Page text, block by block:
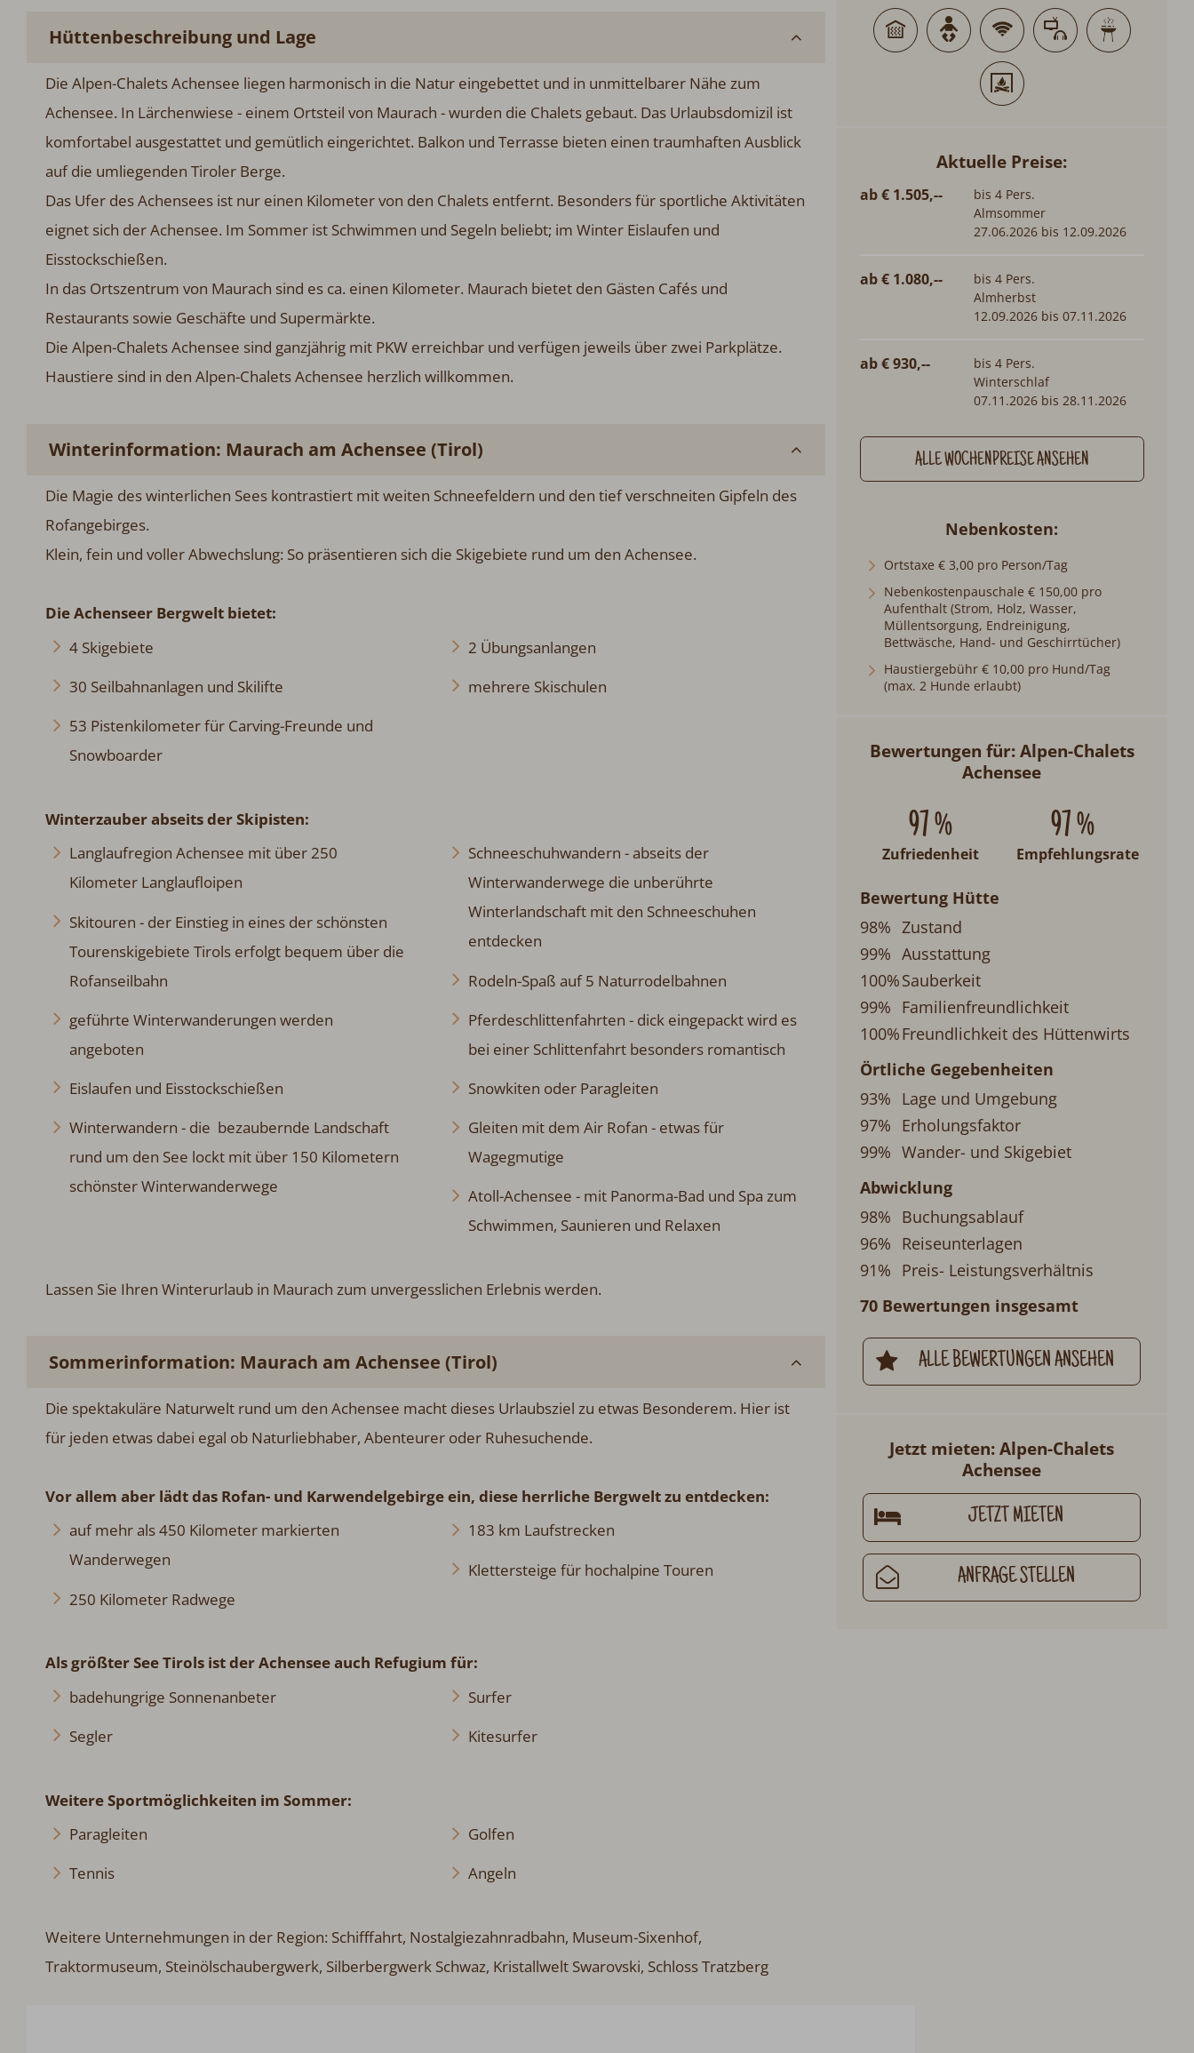
Hüttenbeschreibung und Lage
Die Alpen-Chalets Achensee liegen harmonisch in die Natur eingebettet und in unmittelbarer Nähe zum
Achensee. In Lärchenwiese - einem Ortsteil von Maurach - wurden die Chalets gebaut. Das Urlaubsdomizil ist
komfortabel ausgestattet und gemütlich eingerichtet. Balkon und Terrasse bieten einen traumhaften Ausblick
auf die umliegenden Tiroler Berge.
Das Ufer des Achensees ist nur einen Kilometer von den Chalets entfernt. Besonders für sportliche Aktivitäten
eignet sich der Achensee. Im Sommer ist Schwimmen und Segeln beliebt; im Winter Eislaufen und
Eisstockschießen.
In das Ortszentrum von Maurach sind es ca. einen Kilometer. Maurach bietet den Gästen Cafés und
Restaurants sowie Geschäfte und Supermärkte.
Die Alpen-Chalets Achensee sind ganzjährig mit PKW erreichbar und verfügen jeweils über zwei Parkplätze.
Haustiere sind in den Alpen-Chalets Achensee herzlich willkommen.
Winterinformation: Maurach am Achensee (Tirol)
Die Magie des winterlichen Sees kontrastiert mit weiten Schneefeldern und den tief verschneiten Gipfeln des
Rofangebirges.
Klein, fein und voller Abwechslung: So präsentieren sich die Skigebiete rund um den Achensee.
Die Achenseer Bergwelt bietet:
4 Skigebiete
30 Seilbahnanlagen und Skilifte
53 Pistenkilometer für Carving-Freunde und
Snowboarder
2 Übungsanlangen
mehrere Skischulen
Winterzauber abseits der Skipisten:
Langlaufregion Achensee mit über 250
Kilometer Langlaufloipen
Skitouren - der Einstieg in eines der schönsten
Tourenskigebiete Tirols erfolgt bequem über die
Rofanseilbahn
geführte Winterwanderungen werden
angeboten
Eislaufen und Eisstockschießen
Winterwandern - die bezaubernde Landschaft
rund um den See lockt mit über 150 Kilometern
schönster Winterwanderwege
Schneeschuhwandern - abseits der
Winterwanderwege die unberührte
Winterlandschaft mit den Schneeschuhen
entdecken
Rodeln-Spaß auf 5 Naturrodelbahnen
Pferdeschlittenfahrten - dick eingepackt wird es
bei einer Schlittenfahrt besonders romantisch
Snowkiten oder Paragleiten
Gleiten mit dem Air Rofan - etwas für
Wagegmutige
Atoll-Achensee - mit Panorma-Bad und Spa zum
Schwimmen, Saunieren und Relaxen
Lassen Sie Ihren Winterurlaub in Maurach zum unvergesslichen Erlebnis werden.
Sommerinformation: Maurach am Achensee (Tirol)
Die spektakuläre Naturwelt rund um den Achensee macht dieses Urlaubsziel zu etwas Besonderem. Hier ist
für jeden etwas dabei egal ob Naturliebhaber, Abenteurer oder Ruhesuchende.
Vor allem aber lädt das Rofan- und Karwendelgebirge ein, diese herrliche Bergwelt zu entdecken:
auf mehr als 450 Kilometer markierten
Wanderwegen
250 Kilometer Radwege
183 km Laufstrecken
Klettersteige für hochalpine Touren
Als größter See Tirols ist der Achensee auch Refugium für:
badehungrige Sonnenanbeter
Segler
Surfer
Kitesurfer
Weitere Sportmöglichkeiten im Sommer:
Paragleiten
Tennis
Golfen
Angeln
Weitere Unternehmungen in der Region: Schifffahrt, Nostalgiezahnradbahn, Museum-Sixenhof,
Traktormuseum, Steinölschaubergwerk, Silberbergwerk Schwaz, Kristallwelt Swarovski, Schloss Tratzberg
Aktuelle Preise:
ab € 1.505,--
bis 4 Pers.
Almsommer
27.06.2026 bis 12.09.2026
ab € 1.080,--
bis 4 Pers.
Almherbst
12.09.2026 bis 07.11.2026
ab € 930,--
bis 4 Pers.
Winterschlaf
07.11.2026 bis 28.11.2026
ALLE WOCHENPREISE ANSEHEN
Nebenkosten
Ortstaxe € 3,00 pro Person/Tag
Nebenkostenpauschale € 150,00 pro
Aufenthalt (Strom, Holz, Wasser,
Müllentsorgung, Endreinigung,
Bettwäsche, Hand- und Geschirrtücher)
Haustiergebühr € 10,00 pro Hund/Tag
(max. 2 Hunde erlaubt)
Bewertungen für: Alpen-Chalets
Achensee
97 %
Zufriedenheit
97 %
Empfehlungsrate
Bewertung Hütte
98% Zustand
99% Ausstattung
100%Sauberkeit
99% Familienfreundlichkeit
100%Freundlichkeit des Hüttenwirts
Örtliche Gegebenheiten
93% Lage und Umgebung
97% Erholungsfaktor
99% Wander- und Skigebiet
Abwicklung
98% Buchungsablauf
96% Reiseunterlagen
91% Preis- Leistungsverhältnis
70 Bewertungen insgesamt
ALLE BEWERTUNGEN ANSEHEN
Jetzt mieten: Alpen-Chalets
Achensee
JETZT MIETEN
ANFRAGE STELLEN